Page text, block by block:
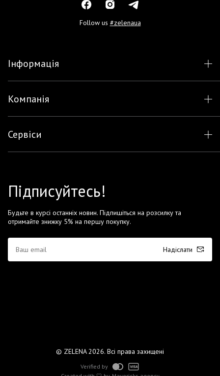
Follow us #zelenaua
Інформація
Компанія
Сервіси
Підписуйтесь!
Будьте в курсі останніх новин. Підпишіться на розсилку та
отримайте знижку 5% на першу покупку.
Надіслати
© ZELENA 2026. Всі права захищені
Verified by